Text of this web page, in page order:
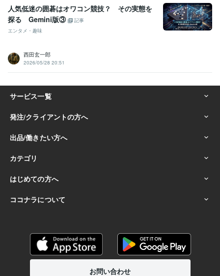
人気低迷の囲碁はオワコン競技？ その実態を
探る Gemini版③
記事
エンタメ・趣味
西田玄一郎
2026/05/28 20:51